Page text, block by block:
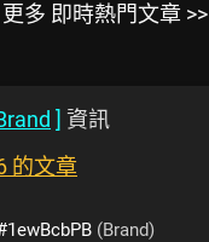
更多 即時熱門文章 >>
] 資訊
的文章
(Brand)